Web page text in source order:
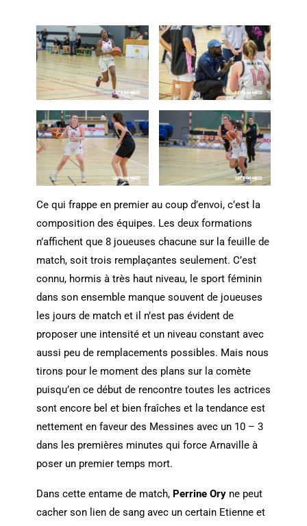
Ce qui frappe en premier au coup d’envoi, c’est la
composition des équipes. Les deux formations
n’affichent que 8 joueuses chacune sur la feuille de
match, soit trois remplaçantes seulement. C’est
connu, hormis à très haut niveau, le sport féminin
dans son ensemble manque souvent de joueuses
les jours de match et il n’est pas évident de
proposer une intensité et un niveau constant avec
aussi peu de remplacements possibles. Mais nous
tirons pour le moment des plans sur la comète
puisqu’en ce début de rencontre toutes les actrices
sont encore bel et bien fraîches et la tendance est
nettement en faveur des Messines avec un 10 – 3
dans les premières minutes qui force Arnaville à
poser un premier temps mort.
Dans cette entame de match, Perrine Oryne peut
cacher son lien de sang avec un certain Etienne et